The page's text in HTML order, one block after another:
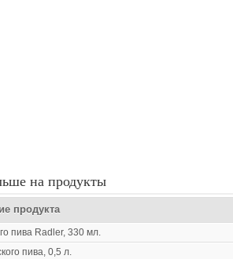
на продукты
продукта
пива Radler, 330 мл.
пива, 0,5 л.